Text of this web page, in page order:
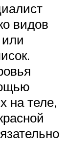
видов
на теле,